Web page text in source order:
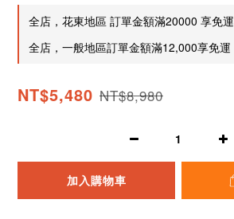
全店，花東地區 訂單金額滿20000 享免運
全店，一般地區訂單金額滿12,000享免運
NT$5,480 NT$8,980
加入購物車